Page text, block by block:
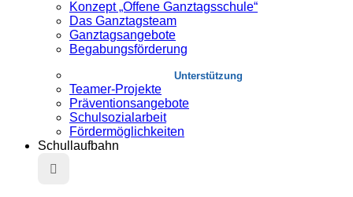
Konzept „Offene Ganztagsschule“
Das Ganztagsteam
Ganztagsangebote
Begabungsförderung
Unterstützung
Teamer-Projekte
Präventionsangebote
Schulsozialarbeit
Fördermöglichkeiten
Schullaufbahn